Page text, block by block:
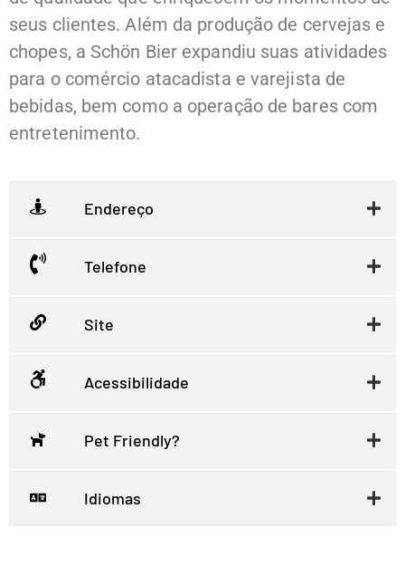
seus clientes. Além da produção de cervejas e
chopes, a Schön Bier expandiu suas atividades
para o comércio atacadista e varejista de
bebidas, bem como a operação de bares com
entretenimento. ​
Endereço
Telefone
Site
Acessibilidade
Pet Friendly?
Idiomas